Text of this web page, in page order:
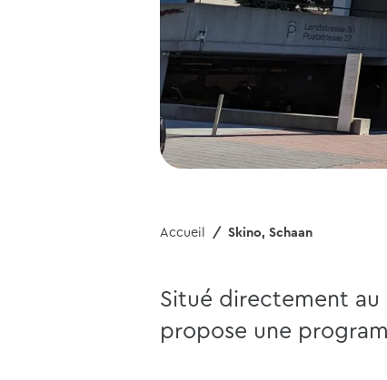
Accueil Skino, Schaan
Situé directement au
propose une